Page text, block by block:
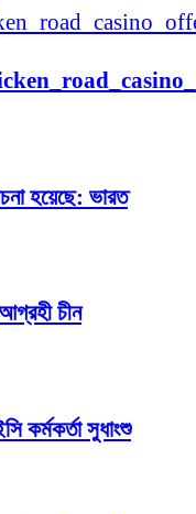
হয়েছে: ভারত
চীন
কর্মকর্তা সুধাংশু